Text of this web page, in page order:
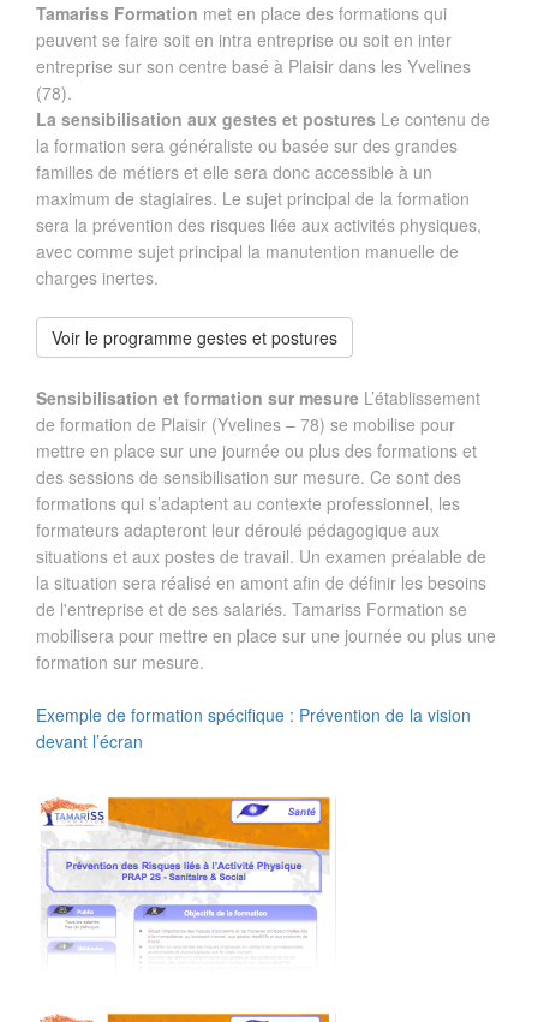
Tamariss Formation met en place des formations qui
peuvent se faire soit en intra entreprise ou soit en inter
entreprise sur son centre basé à Plaisir dans les Yvelines
(78).
La sensibilisation aux gestes et postures Le contenu de
la formation sera généraliste ou basée sur des grandes
familles de métiers et elle sera donc accessible à un
maximum de stagiaires. Le sujet principal de la formation
sera la prévention des risques liée aux activités physiques,
avec comme sujet principal la manutention manuelle de
charges inertes.
Voir le programme gestes et postures
Sensibilisation et formation sur mesure L’établissement
de formation de Plaisir (Yvelines – 78) se mobilise pour
mettre en place sur une journée ou plus des formations et
des sessions de sensibilisation sur mesure. Ce sont des
formations qui s’adaptent au contexte professionnel, les
formateurs adapteront leur déroulé pédagogique aux
situations et aux postes de travail. Un examen préalable de
la situation sera réalisé en amont afin de définir les besoins
de l'entreprise et de ses salariés. Tamariss Formation se
mobilisera pour mettre en place sur une journée ou plus une
formation sur mesure.
Exemple de formation spécifique : Prévention de la vision
devant l’écran